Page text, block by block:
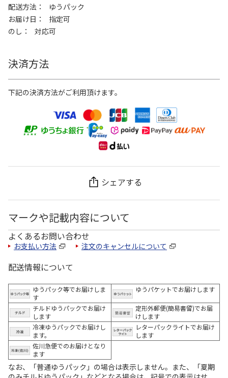
配送方法
ゆうパック
お届け日
指定可
のし
対応可
決済方法
下記の決済方法がご利用頂けます。
シェアする
マークや記載内容について
よくあるお問い合わせ
お支払い方法 注文のキャンセルについて
配送情報について
ゆうパック等でお届けしま
す
ゆうパケットでお届けします
チルドゆうパックでお届け
します
定形外郵便(簡易書留)でお届
けします
冷凍ゆうパックでお届けし
ます。
レターパックライトでお届け
します
佐川急便でのお届けとなり
ます
なお、「普通ゆうパック」の場合は表示しません。また、「夏期